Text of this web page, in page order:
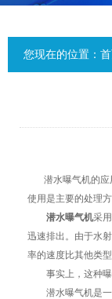
您现在的位置：
潜水曝气机的应
使用是主要的处理
潜水曝气机采
迅速排出。由于水
率的速度比其他类
事实上，这种曝
潜水曝气机是一